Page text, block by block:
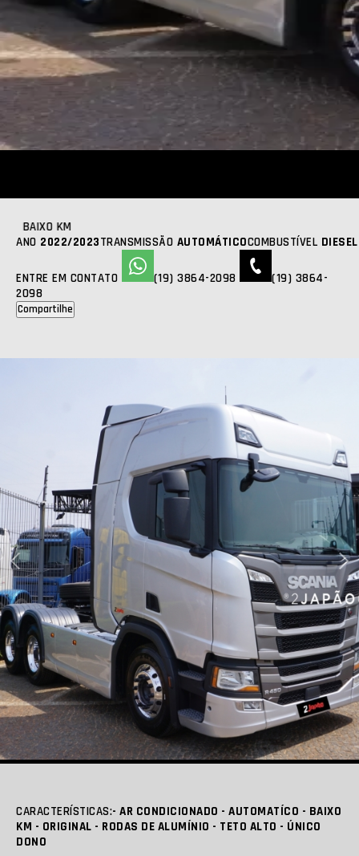
ANO 2022/2023TRANSMISSÃO AUTOMÁTICOCOMBUSTÍVEL DIESEL
ENTRE EM CONTATO (19) 3864-2098
(19) 3864-
2098
Compartilhe
CARACTERÍSTICAS:- AR CONDICIONADO - AUTOMATÍCO - BAIXO
KM - ORIGINAL - RODAS DE ALUMÍNIO - TETO ALTO - ÚNICO
DONO